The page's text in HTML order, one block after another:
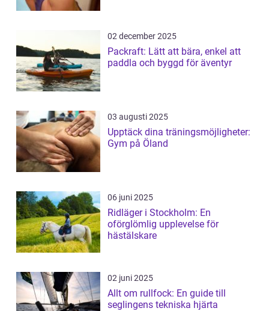
02 december 2025
Packraft: Lätt att bära, enkel att
paddla och byggd för äventyr
03 augusti 2025
Upptäck dina träningsmöjligheter:
Gym på Öland
06 juni 2025
Ridläger i Stockholm: En
oförglömlig upplevelse för
hästälskare
02 juni 2025
Allt om rullfock: En guide till
seglingens tekniska hjärta